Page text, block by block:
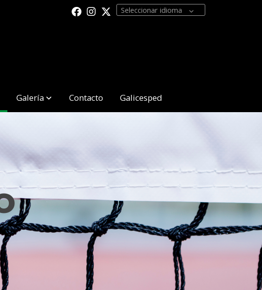
Seleccionar idioma
Galería Contacto Galicesped